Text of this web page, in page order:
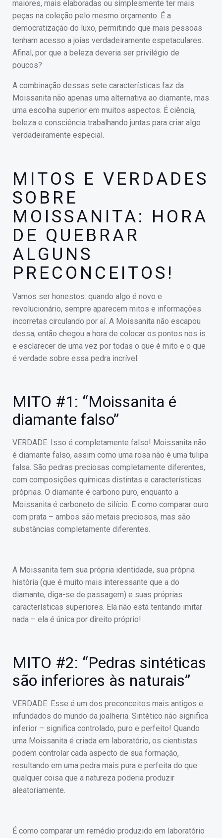
maiores, mais elaboradas ou simplesmente ter mais
peças na coleção pelo mesmo orçamento. É a
democratização do luxo, permitindo que mais pessoas
tenham acesso a joias verdadeiramente espetaculares.
Afinal, por que a beleza deveria ser privilégio de
poucos?
A combinação dessas sete características faz da
Moissanita não apenas uma alternativa ao diamante, mas
uma escolha superior em muitos aspectos. É ciência,
beleza e consciência trabalhando juntas para criar algo
verdadeiramente especial.
MITOS E VERDADES
SOBRE
MOISSANITA: HORA
DE QUEBRAR
ALGUNS
PRECONCEITOS!
Vamos ser honestos: quando algo é novo e
revolucionário, sempre aparecem mitos e informações
incorretas circulando por aí. A Moissanita não escapou
dessa, então chegou a hora de colocar os pontos nos is
e esclarecer de uma vez por todas o que é mito e o que
é verdade sobre essa pedra incrível.
MITO #1: “Moissanita é
diamante falso”
VERDADE: Isso é completamente falso! Moissanita não
é diamante falso, assim como uma rosa não é uma tulipa
falsa. São pedras preciosas completamente diferentes,
com composições químicas distintas e características
próprias. O diamante é carbono puro, enquanto a
Moissanita é carboneto de silício. É como comparar ouro
com prata – ambos são metais preciosos, mas são
substâncias completamente diferentes.
A Moissanita tem sua própria identidade, sua própria
história (que é muito mais interessante que a do
diamante, diga-se de passagem) e suas próprias
características superiores. Ela não está tentando imitar
nada – ela é única por direito próprio!
MITO #2: “Pedras sintéticas
são inferiores às naturais”
VERDADE: Esse é um dos preconceitos mais antigos e
infundados do mundo da joalheria. Sintético não significa
inferior – significa controlado, puro e perfeito! Quando
uma Moissanita é criada em laboratório, os cientistas
podem controlar cada aspecto de sua formação,
resultando em uma pedra mais pura e perfeita do que
qualquer coisa que a natureza poderia produzir
aleatoriamente.
É como comparar um remédio produzido em laboratório